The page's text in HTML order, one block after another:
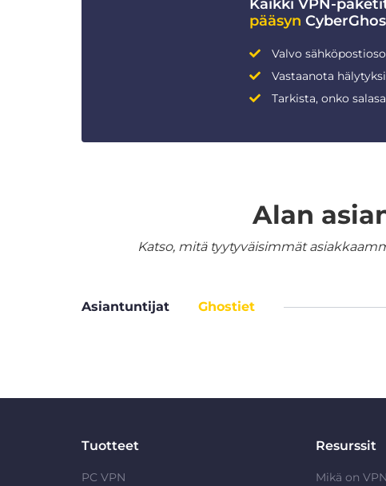
Kaikki VPN-
pääsyn
Valvo
Vastaanota
Tarkista, onko
Alan
Katso, mitä tyytyväisimmät
Asiantuntijat Ghostiet
Tuotteet
PC VPN
Resurssit
Mikä on VPN